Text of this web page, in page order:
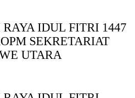
IDUL FITRI 1447
SEKRETARIAT
UTARA